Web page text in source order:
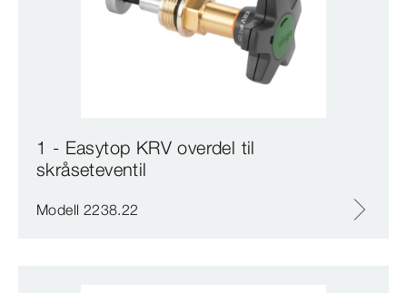
1 - Easytop KRV overdel til
skråseteventil
Modell 2238.22